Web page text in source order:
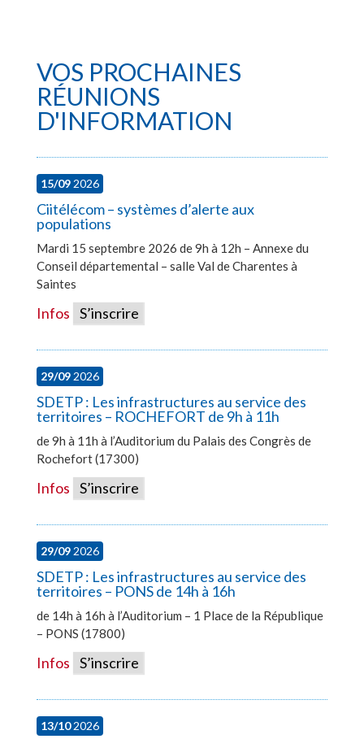
VOS PROCHAINES
RÉUNIONS
D'INFORMATION
15/092026
Ciitélécom – systèmes d’alerte aux
populations
Mardi 15 septembre 2026 de 9h à 12h – Annexe du
Conseil départemental – salle Val de Charentes à
Saintes
Infos S’inscrire
29/092026
SDETP : Les infrastructures au service des
territoires – ROCHEFORT de 9h à 11h
de 9h à 11h à l’Auditorium du Palais des Congrès de
Rochefort (17300)
Infos S’inscrire
29/092026
SDETP : Les infrastructures au service des
territoires – PONS de 14h à 16h
de 14h à 16h à l’Auditorium – 1 Place de la République
– PONS (17800)
Infos S’inscrire
13/102026